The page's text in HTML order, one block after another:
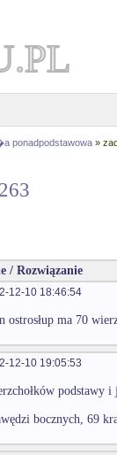
ponadpodstawowa »
/ Rozwiązanie
12-10 18:46:54
ostrosłup ma 70
12-10 19:05:53
podstawy i
bocznych, 69